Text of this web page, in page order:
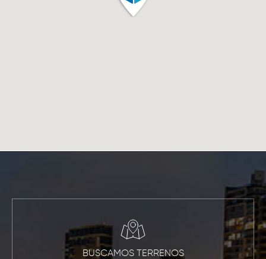
BUSCAMOS TERRENOS